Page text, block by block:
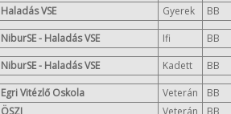
Haladás VSE Gyerek BB
NiburSE - Haladás VSE Ifi BB
NiburSE - Haladás VSE Kadett BB
Egri Vitézlő Oskola Veterán BB
ÖSZI Veterán BB